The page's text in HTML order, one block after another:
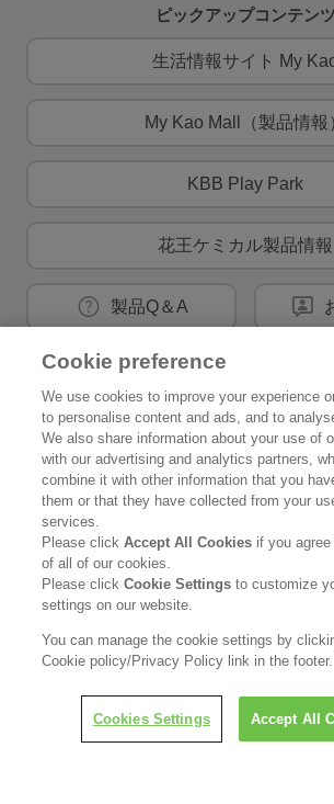
ピックアップコンテンツ
生活情報サイト My
My Kao Mall（製品情報
KBB Play Park
花王ケミカル製品情報
製品Q＆A
花王公式SNSアカウン
サステナビリティ
ブランド
ニュースルーム
花王のアクセシビリティ 個人情報保護
Cookie preference
We use cookies to improve your experience
to personalise content and ads, and to
We also share information about your use of
with our advertising and analytics partners,
combine it with other information that you
them or that they have collected from your
services.
Please clickAccept All Cookies if you
of all of our cookies.
Please clickCookie Settingsto customize
settings on our website.
You can manage the cookie settings by
Cookie policy/Privacy Policy link in the footer.
Cookies Settings Accept All
LINEで担